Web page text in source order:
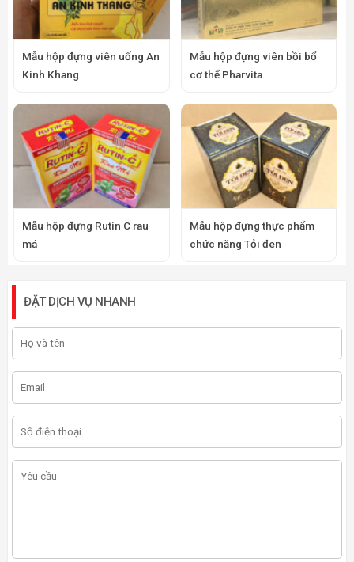
Mẫu hộp đựng viên uống An
Kinh Khang
Mẫu hộp đựng viên bồi bổ
cơ thể Pharvita
Mẫu hộp đựng Rutin C rau
má
Mẫu hộp đựng thực phẩm
chức năng Tỏi đen
ĐẶT DỊCH VỤ NHANH